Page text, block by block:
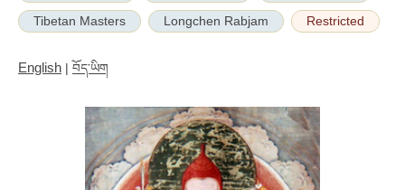
Tibetan Masters Longchen Rabjam Restricted
English | བོད་ཡིག